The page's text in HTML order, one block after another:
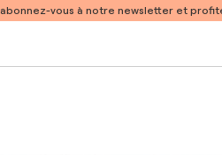
abonnez-vous à notre newsletter et